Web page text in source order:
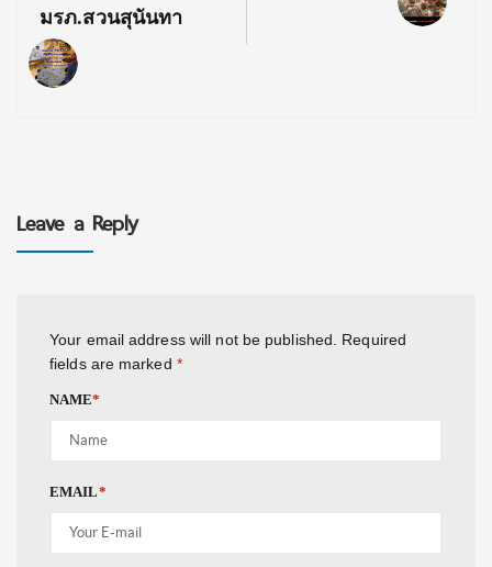
มรภ.สวนสุนันทา
Leave a Reply
Your email address will not be published.
Required
fields are marked *
NAME*
EMAIL*